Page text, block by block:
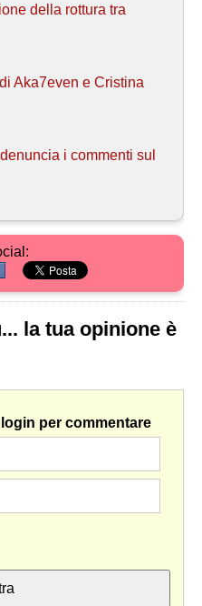
della rottura tra
Aka7even e Cristina
i commenti sul
la tua opinione è
per commentare